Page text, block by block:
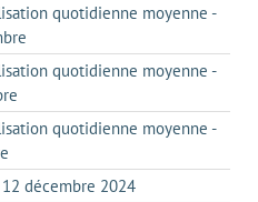
quotidienne moyenne -
quotidienne moyenne -
quotidienne moyenne -
décembre 2024